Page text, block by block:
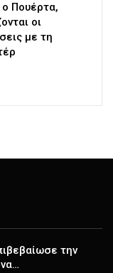
Πουέρτα,
οι
με τη
την